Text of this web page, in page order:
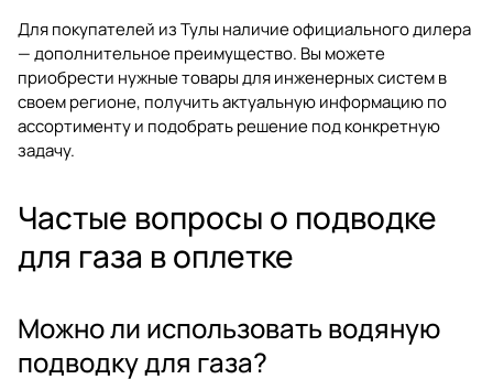
Для покупателей из Тулы наличие официального дилера
— дополнительное преимущество. Вы можете
приобрести нужные товары для инженерных систем в
своем регионе, получить актуальную информацию по
ассортименту и подобрать решение под конкретную
задачу.
Частые вопросы о подводке
для газа в оплетке
Можно ли использовать водяную
подводку для газа?